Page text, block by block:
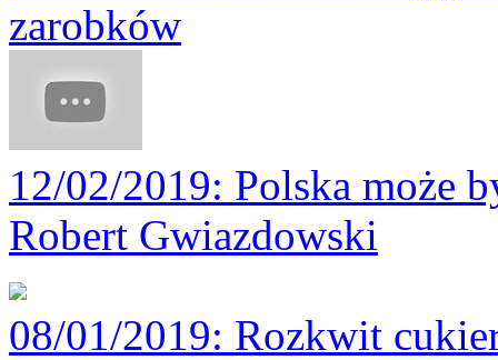
zarobków
12/02/2019: Polska może
Robert Gwiazdowski
08/01/2019: Rozkwit